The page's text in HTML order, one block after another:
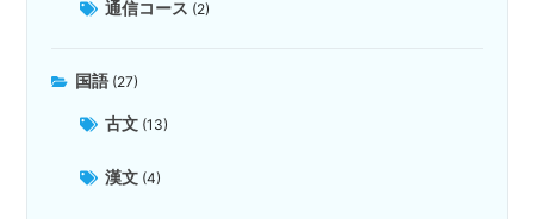
通信コース (2)
国語 (27)
古文 (13)
漢文 (4)